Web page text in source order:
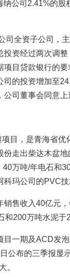
公司2.41%的股
司全资子公司，
投资经过两次调
目贷款银行的
的投资增加至
司董事会同意上
目，是青海省优
走出柴达木盆
万吨/年电石和
玛公司的PVC技
销售收入40亿元
200万吨水泥于
目一期及ACD发
公布的三季报显
。